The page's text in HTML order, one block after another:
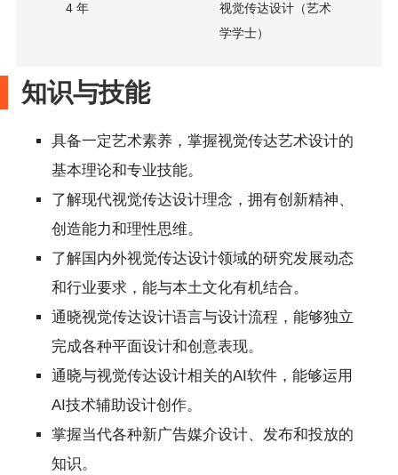
4 年
视觉传达设计（艺术
学学士）
知识与技能
具备一定艺术素养，掌握视觉传达艺术设计的
基本理论和专业技能。
了解现代视觉传达设计理念，拥有创新精神、
创造能力和理性思维。
了解国内外视觉传达设计领域的研究发展动态
和行业要求，能与本土文化有机结合。
通晓视觉传达设计语言与设计流程，能够独立
完成各种平面设计和创意表现。
通晓与视觉传达设计相关的AI软件，能够运用
AI技术辅助设计创作。
掌握当代各种新广告媒介设计、发布和投放的
知识。